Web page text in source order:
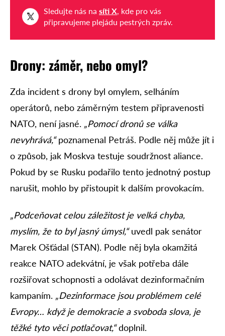
Sledujte nás na síti X, kde pro vás
připravujeme plejádu pestrých zpráv.
Drony: záměr, nebo omyl?
Zda incident s drony byl omylem, selháním
operátorů, nebo záměrným testem připravenosti
NATO, není jasné. „Pomocí dronů se válka
nevyhrává,“poznamenal Petráš. Podle něj může jít i
o způsob, jak Moskva testuje soudržnost aliance.
Pokud by se Rusku podařilo tento jednotný postup
narušit, mohlo by přistoupit k dalším provokacím.
„Podceňovat celou záležitost je velká chyba,
myslím, že to byl jasný úmysl,“uvedl pak senátor
Marek Ošťádal (STAN). Podle něj byla okamžitá
reakce NATO adekvátní, je však potřeba dále
rozšiřovat schopnosti a odolávat dezinformačním
kampaním. „Dezinformace jsou problémem celé
Evropy… když je demokracie a svoboda slova, je
těžké tyto věci potlačovat,“doplnil.